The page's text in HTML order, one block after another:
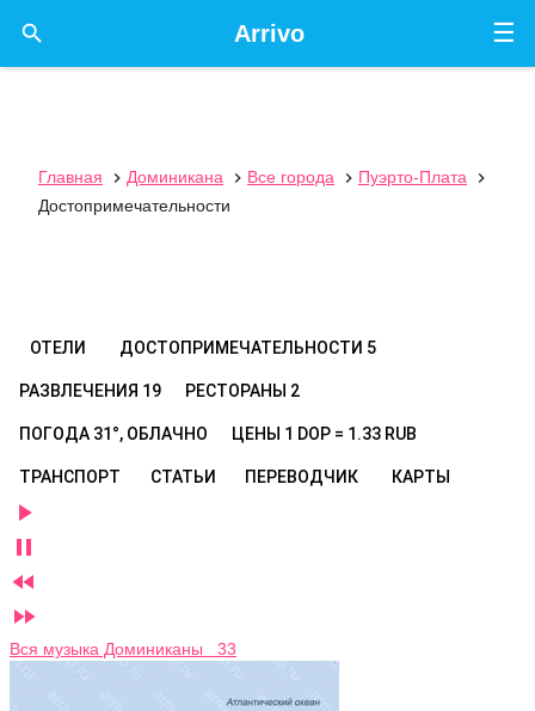
☰
Arrivo

Главная  Доминикана  Все города  Пуэрто-Плата

Достопримечательности
ОТЕЛИ ДОСТОПРИМЕЧАТЕЛЬНОСТИ 5
РАЗВЛЕЧЕНИЯ 19 РЕСТОРАНЫ 2
ПОГОДА 31°, ОБЛАЧНО ЦЕНЫ 1 DOP = 1.33 RUB
ТРАНСПОРТ СТАТЬИ ПЕРЕВОДЧИК КАРТЫ




Вся музыка Доминиканы 33